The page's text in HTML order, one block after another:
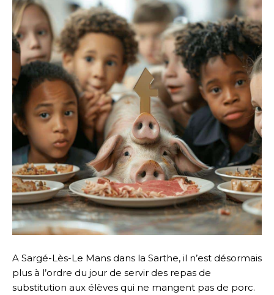
A Sargé-Lès-Le Mans dans la Sarthe, il n’est désormais
plus à l’ordre du jour de servir des repas de
substitution aux élèves qui ne mangent pas de porc.